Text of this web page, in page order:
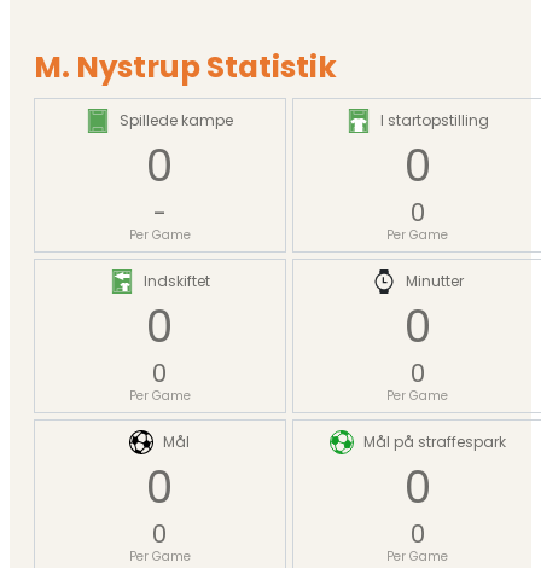
M. Nystrup Statistik
Spillede kampe
0
-
Per Game
I startopstilling
0
0
Per Game
Indskiftet
0
0
Per Game
Minutter
0
0
Per Game
Mål
0
0
Per Game
Mål på straffespark
0
0
Per Game